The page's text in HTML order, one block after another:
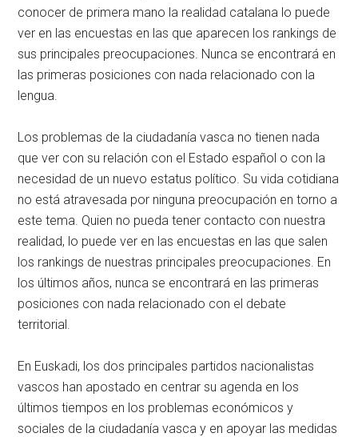
conocer de primera mano la realidad catalana lo puede
ver en las encuestas en las que aparecen los rankings de
sus principales preocupaciones. Nunca se encontrará en
las primeras posiciones con nada relacionado con la
lengua.
Los problemas de la ciudadanía vasca no tienen nada
que ver con su relación con el Estado español o con la
necesidad de un nuevo estatus político. Su vida cotidiana
no está atravesada por ninguna preocupación en torno a
este tema. Quien no pueda tener contacto con nuestra
realidad, lo puede ver en las encuestas en las que salen
los rankings de nuestras principales preocupaciones. En
los últimos años, nunca se encontrará en las primeras
posiciones con nada relacionado con el debate
territorial.
En Euskadi, los dos principales partidos nacionalistas
vascos han apostado en centrar su agenda en los
últimos tiempos en los problemas económicos y
sociales de la ciudadanía vasca y en apoyar las medidas